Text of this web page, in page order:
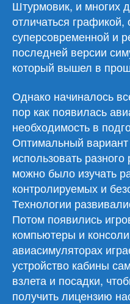
Штурмовик, и многих
отличаться
суперсовременной и
последней версии
который вышел в
Однако начиналось
пор как появилась
необходимость в
Оптимальный
использовать
можно было изучать
контролируемых и
Технологии
Потом появились
компьютеры и
авиасимуляторах
устройство кабины
взлета и посадки,
получить лицензию